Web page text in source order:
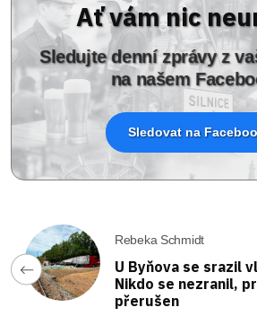
Ať vám nic
Sledujte denní zprávy z
na našem
Sledovat na
Rebeka Schmidt
U Byňova se srazil
Nikdo se nezranil,
přerušen